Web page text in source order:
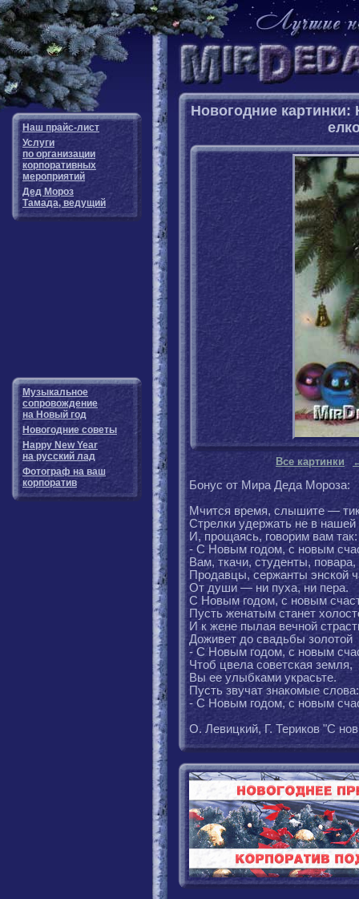
Наш прайс-лист
Услуги
по организации
корпоративных
мероприятий
Дед Мороз
Тамада, ведущий
Музыкальное
сопровождение
на Новый год
Новогодние советы
Happy New Year
на русский лад
Фотограф на ваш
корпоратив
Новогодние
Все картинки
Бонус от Мира Деда Мороза:
Мчится время, слышите —
Стрелки удержать не в нашей
И, прощаясь, говорим вам так:
- С Новым годом, с новым
Вам, ткачи, студенты, повара,
Продавцы, сержанты энской
От души — ни пуха, ни пера.
С Новым годом, с новым
Пусть женатым станет
И к жене пылая вечной
Доживет до свадьбы золотой
- С Новым годом, с новым
Чтоб цвела советская земля,
Вы ее улыбками украсьте.
Пусть звучат знакомые слова:
- С Новым годом, с новым
О. Левицкий, Г. Териков "С